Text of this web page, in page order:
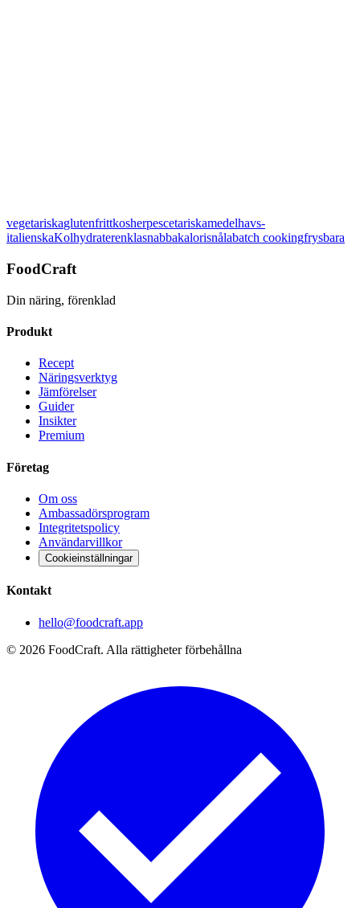
Visa detaljer
vegetariskaglutenfrittkosherpescetariskamedelhavs-
italienskaKolhydraterenklasnabbakalorisnålabatch cookingfrysbara
FoodCraft
Din näring, förenklad
Produkt
Recept
Näringsverktyg
Jämförelser
Guider
Insikter
Premium
Företag
Om oss
Ambassadörsprogram
Integritetspolicy
Användarvillkor
Cookieinställningar
Kontakt
hello@foodcraft.app
© 2026 FoodCraft. Alla rättigheter förbehållna